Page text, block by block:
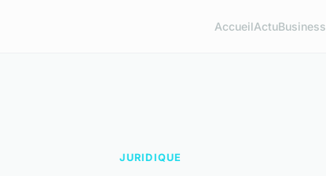
AccueilActuBusiness
JURIDIQUE